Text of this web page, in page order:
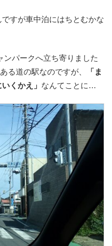
すが車中泊にはちとむかな
ンパークへ立ち寄りました
る道の駅なのですが、
「ま
くかえ」 なんてことに…